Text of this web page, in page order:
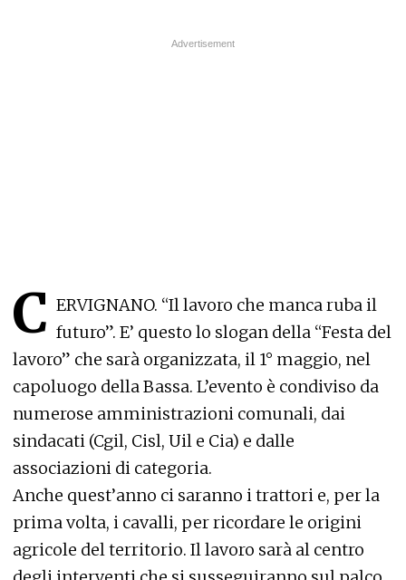
C ERVIGNANO. “Il lavoro che manca ruba il
futuro”. E’ questo lo slogan della “Festa del
lavoro” che sarà organizzata, il 1° maggio, nel
capoluogo della Bassa. L’evento è condiviso da
numerose amministrazioni comunali, dai
sindacati (Cgil, Cisl, Uil e Cia) e dalle
associazioni di categoria.
Anche quest’anno ci saranno i trattori e, per la
prima volta, i cavalli, per ricordare le origini
agricole del territorio. Il lavoro sarà al centro